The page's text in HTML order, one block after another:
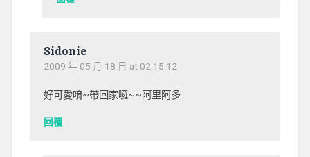
Sidonie
2009 年 05 月 18 日 at 02:15:12
好可愛唷~帶回家囉~~阿里阿多
回覆